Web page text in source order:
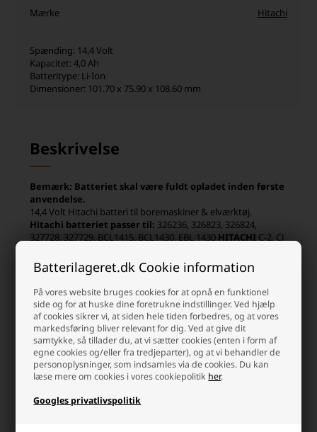
Batterilageret.dk Cookie information
På vores website bruges cookies for at opnå en funktionel
side og for at huske dine foretrukne indstillinger. Ved hjælp
af cookies sikrer vi, at siden hele tiden forbedres, og at vores
markedsføring bliver relevant for dig. Ved at give dit
samtykke, så tillader du, at vi sætter cookies (enten i form af
egne cookies og/eller fra tredjeparter), og at vi behandler de
personoplysninger, som indsamles via de cookies. Du kan
læse mere om cookies i vores cookiepolitik her.
Googles privatlivspolitik
Beskrivelse
Bemærk: Batteriet skal være fuldt opladet inden første
anvendelse.
14,4 Volt Hitachi batteri til boremaskiner & elværktøj.
Hitachi batteriet passer til:
327728, 327729, BCL1415, BCL1430, EBL 1430 HITACHI C-2, CJ
DS 14DMR, DS 14DV, DS 14DVA, DS 14DVB, DS 14DVB2, DS
14DVB2K, DS 14DVF, DS 14DVF2, DS 14DVF3, DV 14DL, DV
14DMR, DV 14DV, DV 14DVA, DV 14DVKS, G 14DL, UB 18D, UB
18DLHitachi WH SerienWH 14D, WH 14DA, WH 14DAF2,
WH 14DH, WH 14DL, WH 14DM, WH 14DMB, WH 14DMK, WH
14DMR, WH 14DSL, WR 14DH, WR 14DL, WR 14DM, WR
14DMB, WR 14DMK, WR 14DMR
Læs mere
Mærke
Hitachi
Spænding: 14,4 Volt
Kapacitet: 4,0 Ah
Batteritype: Li-Ion
Dimensioner: 101.70 x 75.90 x 108.60 mm
Hvorfor handle hos batterilageret?
Der er mange gode grunde, men her er et par